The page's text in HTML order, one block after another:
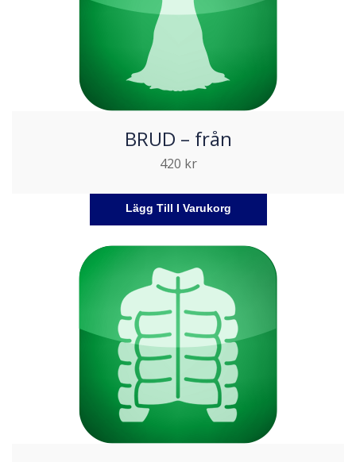
BRUD – från
420 kr
Lägg Till I Varukorg